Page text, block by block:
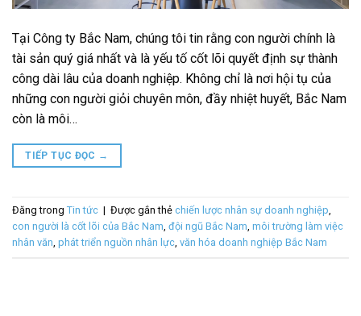
Tại Công ty Bắc Nam, chúng tôi tin rằng con người chính là
tài sản quý giá nhất và là yếu tố cốt lõi quyết định sự thành
công dài lâu của doanh nghiệp. Không chỉ là nơi hội tụ của
những con người giỏi chuyên môn, đầy nhiệt huyết, Bắc Nam
còn là môi…
TIẾP TỤC ĐỌC →
Đăng trong Tin tức | Được gắn thẻ chiến lược nhân sự doanh nghiệp,
con người là cốt lõi của Bắc Nam, đội ngũ Bắc Nam, môi trường làm việc
nhân văn, phát triển nguồn nhân lực, văn hóa doanh nghiệp Bắc Nam